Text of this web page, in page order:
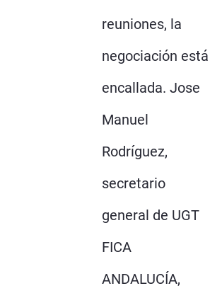
reuniones, la
negociación está
encallada. Jose
Manuel
Rodríguez,
secretario
general de UGT
FICA
ANDALUCÍA,